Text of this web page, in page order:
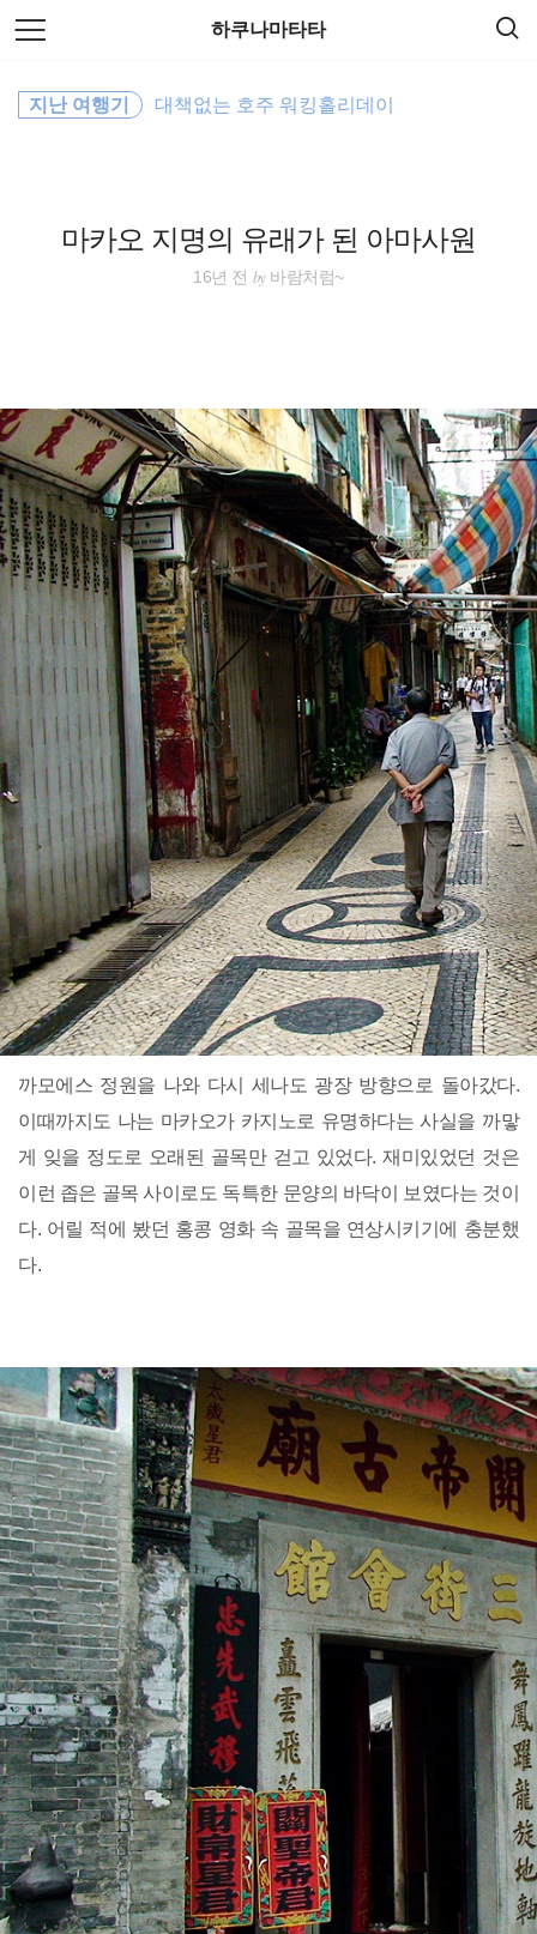
본
문
로
하쿠나마타타
마카오 지명의 유래가 된 아마사원
지난 여행기 대책없는 호주 워킹홀리데이
16년 전 by바람처럼~
까모에스 정원을 나와 다시 세나도 광장 방향으로 돌아갔다.
이때까지도 나는 마카오가 카지노로 유명하다는 사실을 까맣
게 잊을 정도로 오래된 골목만 걷고 있었다. 재미있었던 것은
이런 좁은 골목 사이로도 독특한 문양의 바닥이 보였다는 것이
다. 어릴 적에 봤던 홍콩 영화 속 골목을 연상시키기에 충분했
다.
색
해외여행
세계여행
동남아 배낭여행